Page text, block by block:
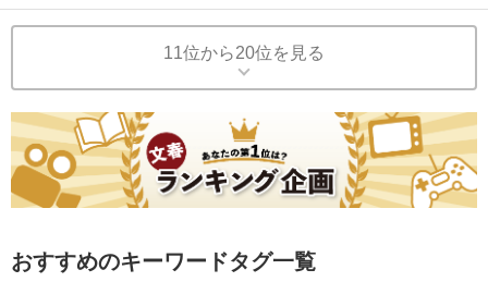
11位から20位を見る
おすすめのキーワードタグ一覧